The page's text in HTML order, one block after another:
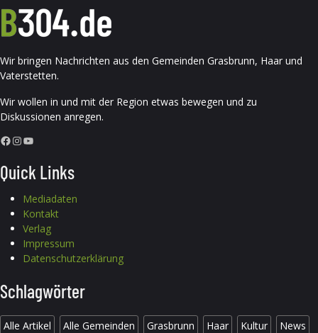
Wir bringen Nachrichten aus den Gemeinden Grasbrunn, Haar und
Vaterstetten.
Wir wollen in und mit der Region etwas bewegen und zu
Diskussionen anregen.
Facebook InstagramYouTube
Quick Links
Mediadaten
Kontakt
Verlag
Impressum
Datenschutzerklärung
Schlagwörter
Alle Artikel Alle Gemeinden Grasbrunn Haar Kultur News